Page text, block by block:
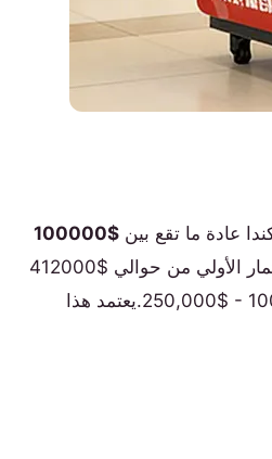
عادة ما تقع بين
$100000
.بالنسبة للامتياز المعروف مثل بيتزا هت ، يمكن أن يتراوح الاستثمار الأولي من حوالي $412000
إلى أكثر من $2 مليون.بالنسبة لمتجر مستقل ، يمكنك إطلاق عملية أصغر مقابل $100000 - $250,000.يعتمد هذا